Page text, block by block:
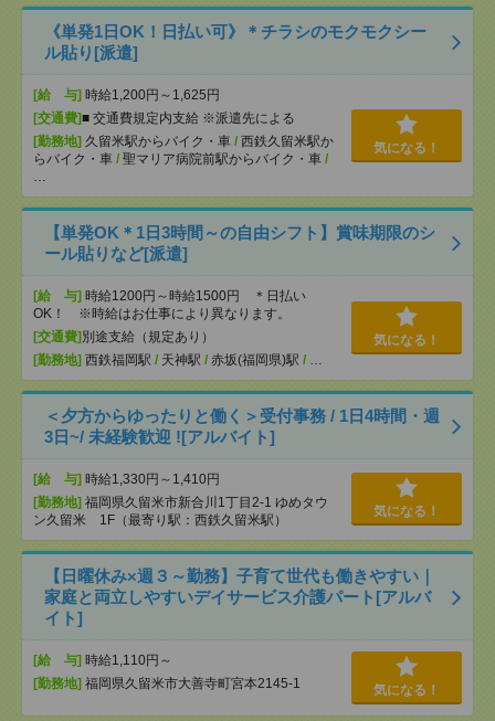
《単発1日OK！日払い可》＊チラシのモクモクシー
ル貼り[派遣]
[給 与] 時給1,200円～1,625円
[交通費]■ 交通費規定内支給 ※派遣先による
[勤務地] 久留米駅からバイク・車 / 西鉄久留米駅か
らバイク・車 / 聖マリア病院前駅からバイク・車 /
…
気になる！
【単発OK＊1日3時間～の自由シフト】賞味期限のシ
ール貼りなど[派遣]
[給 与] 時給1200円～時給1500円 ＊日払い
OK！ ※時給はお仕事により異なります。
[交通費] 別途支給（規定あり）
[勤務地] 西鉄福岡駅 / 天神駅 / 赤坂(福岡県)駅 / …
気になる！
＜夕方からゆったりと働く＞受付事務 / 1日4時間・週
3日~/ 未経験歓迎 ![アルバイト]
[給 与] 時給1,330円～1,410円
[勤務地] 福岡県久留米市新合川1丁目2-1 ゆめタウ
ン久留米 1F（最寄り駅：西鉄久留米駅）
気になる！
【日曜休み×週３～勤務】子育て世代も働きやすい｜
家庭と両立しやすいデイサービス介護パート[アルバ
イト]
[給 与] 時給1,110円～
[勤務地] 福岡県久留米市大善寺町宮本2145-1 気になる！